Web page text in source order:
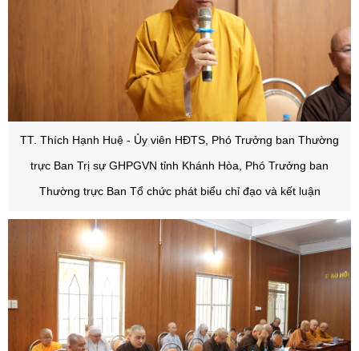
TT. Thích Hạnh Huệ - Ủy viên HĐTS, Phó Trưởng ban Thường
trực Ban Trị sự GHPGVN tỉnh Khánh Hòa, Phó Trưởng ban
Thường trực Ban Tổ chức phát biểu chỉ đạo và kết luận